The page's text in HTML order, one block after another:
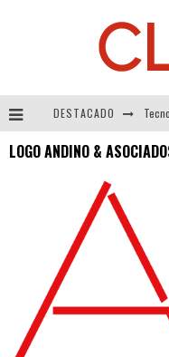
DESTACADO
LOGO ANDINO &